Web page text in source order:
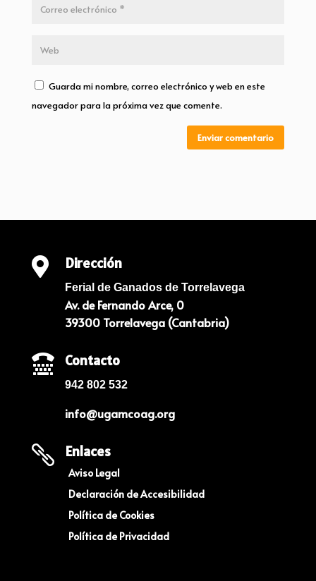
Guarda mi nombre, correo electrónico y web en este
navegador para la próxima vez que comente.
Enviar comentario
 Dirección
Ferial de Ganados de Torrelavega
Av. de Fernando Arce, 0
39300 Torrelavega (Cantabria)
 Contacto
942 802 532
info@ugamcoag.org
 Enlaces
Aviso Legal
Declaración de Accesibilidad
Política de Cookies
Política de Privacidad